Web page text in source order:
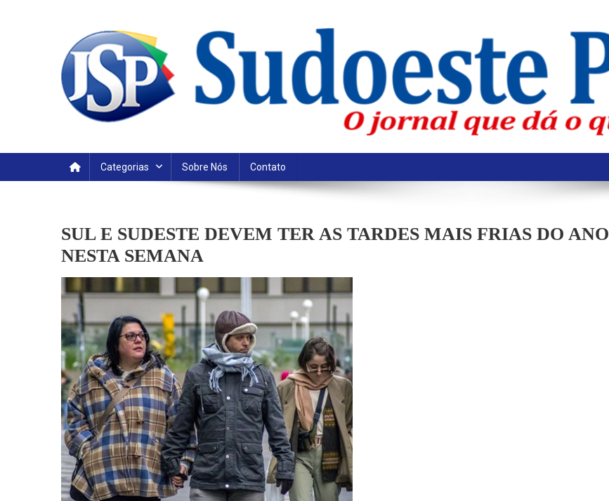
Categorias Sobre Nós Contato
SUL E SUDESTE DEVEM TER AS TARDES MAIS FRIAS DO ANO
NESTA SEMANA